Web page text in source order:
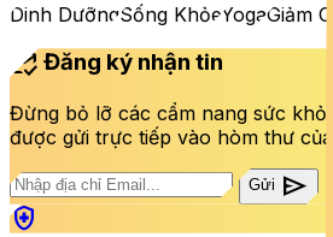
Dinh DưỡngSống KhỏeYogaGiảm
mark_email_read Đăng ký nhận tin
Đừng bỏ lỡ các cẩm nang sức
được gửi trực tiếp vào hòm thư của
Gửi send
health_and_safety